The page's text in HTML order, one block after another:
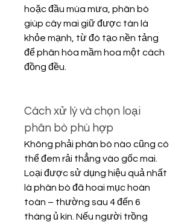
hoặc đầu mùa mưa, phân bò
giúp cây mai giữ được tán lá
khỏe mạnh, từ đó tạo nền tảng
để phân hóa mầm hoa một cách
đồng đều.
Cách xử lý và chọn loại
phân bò phù hợp
Không phải phân bò nào cũng có
thể đem rải thẳng vào gốc mai.
Loại được sử dụng hiệu quả nhất
là phân bò đã hoai mục hoàn
toàn – thường sau 4 đến 6
tháng ủ kín. Nếu người trồng